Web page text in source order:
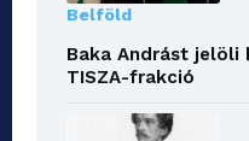
Belföld
Baka Andrást jelöli
TISZA-frakció